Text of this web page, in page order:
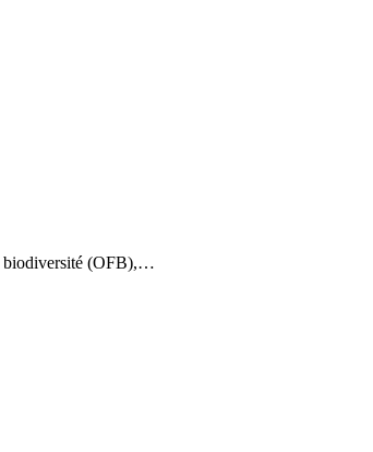
biodiversité (OFB),…